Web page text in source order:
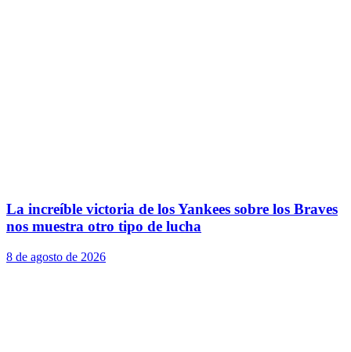
La increíble victoria de los Yankees sobre los Braves
nos muestra otro tipo de lucha
8 de agosto de 2026